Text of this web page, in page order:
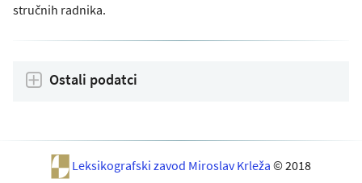
stručnih radnika.
Ostali podatci
Leksikografski zavod Miroslav Krleža © 2018